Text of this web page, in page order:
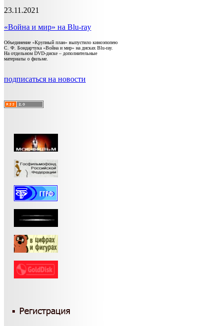
23.11.2021
«Война и мир» на Blu-ray
Объединение «Крупный план» выпустило киноэпопею
С. Ф. Бондарчука «Война и мир» на дисках Blu-ray.
На отдельном DVD-диске – дополнительные
материалы о фильме.
подписаться на новости